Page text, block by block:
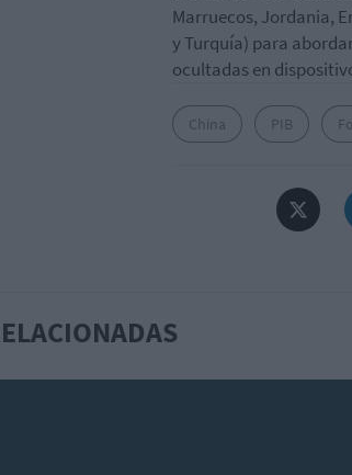
Marruecos, Jordania,
y Turquía) para
ocultadas en
China PIB